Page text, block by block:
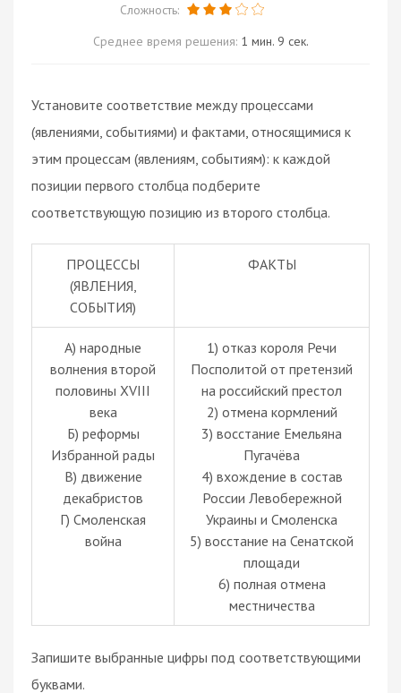
Сложность:
Среднее время решения: 1 мин. 9 сек.
Установите соответствие между процессами
(явлениями, событиями) и фактами, относящимися к
этим процессам (явлениям, событиям): к каждой
позиции первого столбца подберите
соответствующую позицию из второго столбца.
ПРОЦЕССЫ
(ЯВЛЕНИЯ,
СОБЫТИЯ)
ФАКТЫ
A) народные
волнения второй
половины XVIII
века
Б) реформы
Избранной рады
В) движение
декабристов
Г) Смоленская
война
1) отказ короля Речи
Посполитой от претензий
на российский престол
2) отмена кормлений
3) восстание Емельяна
Пугачёва
4) вхождение в состав
России Левобережной
Украины и Смоленска
5) восстание на Сенатской
площади
6) полная отмена
местничества
Запишите выбранные цифры под соответствующими
буквами.